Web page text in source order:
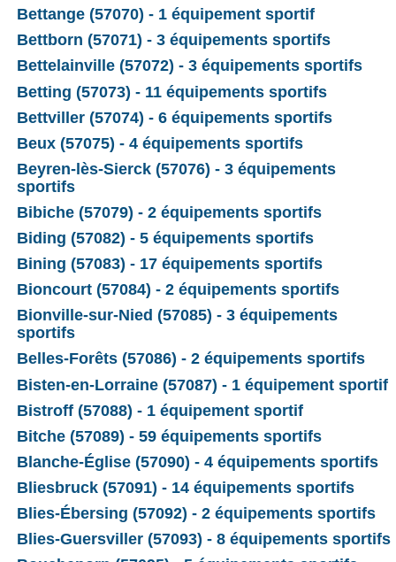
Bettange (57070) - 1 équipement sportif
Bettborn (57071) - 3 équipements sportifs
Bettelainville (57072) - 3 équipements sportifs
Betting (57073) - 11 équipements sportifs
Bettviller (57074) - 6 équipements sportifs
Beux (57075) - 4 équipements sportifs
Beyren-lès-Sierck (57076) - 3 équipements
sportifs
Bibiche (57079) - 2 équipements sportifs
Biding (57082) - 5 équipements sportifs
Bining (57083) - 17 équipements sportifs
Bioncourt (57084) - 2 équipements sportifs
Bionville-sur-Nied (57085) - 3 équipements
sportifs
Belles-Forêts (57086) - 2 équipements sportifs
Bisten-en-Lorraine (57087) - 1 équipement sportif
Bistroff (57088) - 1 équipement sportif
Bitche (57089) - 59 équipements sportifs
Blanche-Église (57090) - 4 équipements sportifs
Bliesbruck (57091) - 14 équipements sportifs
Blies-Ébersing (57092) - 2 équipements sportifs
Blies-Guersviller (57093) - 8 équipements sportifs